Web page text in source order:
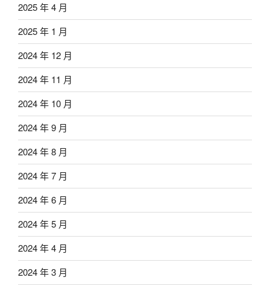
2025 年 4 月
2025 年 1 月
2024 年 12 月
2024 年 11 月
2024 年 10 月
2024 年 9 月
2024 年 8 月
2024 年 7 月
2024 年 6 月
2024 年 5 月
2024 年 4 月
2024 年 3 月